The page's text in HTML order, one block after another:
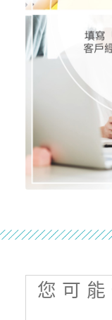
您 可 能